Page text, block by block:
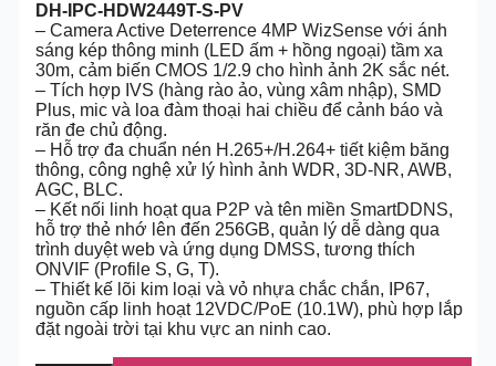
DH-IPC-HDW2449T-S-PV
– Camera Active Deterrence 4MP WizSense với ánh
sáng kép thông minh (LED ấm + hồng ngoại) tầm xa
30m, cảm biến CMOS 1/2.9 cho hình ảnh 2K sắc nét.
– Tích hợp IVS (hàng rào ảo, vùng xâm nhập), SMD
Plus, mic và loa đàm thoại hai chiều để cảnh báo và
răn đe chủ động.
– Hỗ trợ đa chuẩn nén H.265+/H.264+ tiết kiệm băng
thông, công nghệ xử lý hình ảnh WDR, 3D-NR, AWB,
AGC, BLC.
– Kết nối linh hoạt qua P2P và tên miền SmartDDNS,
hỗ trợ thẻ nhớ lên đến 256GB, quản lý dễ dàng qua
trình duyệt web và ứng dụng DMSS, tương thích
ONVIF (Profile S, G, T).
– Thiết kế lõi kim loại và vỏ nhựa chắc chắn, IP67,
nguồn cấp linh hoạt 12VDC/PoE (10.1W), phù hợp lắp
đặt ngoài trời tại khu vực an ninh cao.